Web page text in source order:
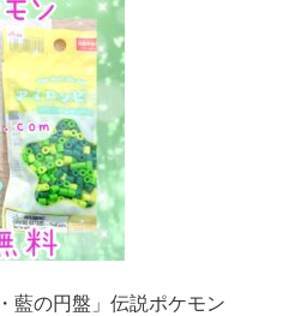
藍の円盤」伝説ポケモン